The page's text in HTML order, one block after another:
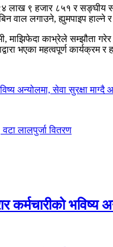
९४ लाख ९ हजार ८५१ र
वाल लगाउने, ह्युमपाइप हाल्ने
माझिफेदा काभ्रेले सम्झौता
भएका महत्वपूर्ण
अन्योलमा, सेवा सुरक्षा माग्दै
लालपुर्जा वितरण
कर्मचारीको भविष्य